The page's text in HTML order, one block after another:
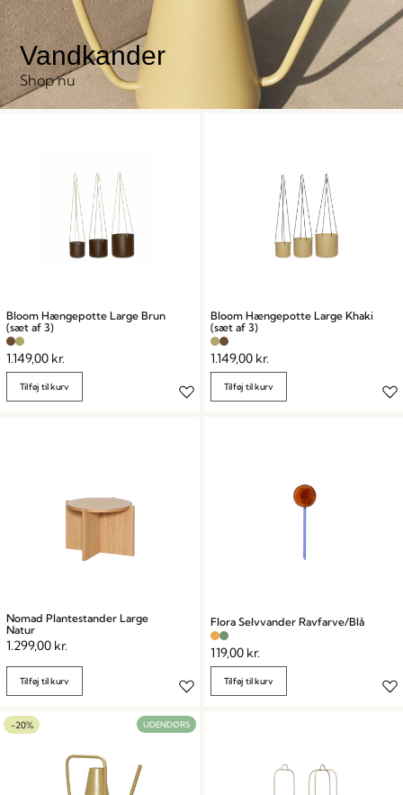
Vandkander
Shop nu
Bloom Hængepotte Large Brun
(sæt af 3)
1.149,00 kr.
Tilføj til kurv
Bloom Hængepotte Large Khaki
(sæt af 3)
1.149,00 kr.
Tilføj til kurv
Nomad Plantestander Large
Natur
1.299,00 kr.
Tilføj til kurv
Flora Selvvander Ravfarve/Blå
119,00 kr.
Tilføj til kurv
-20% UDENDØRS